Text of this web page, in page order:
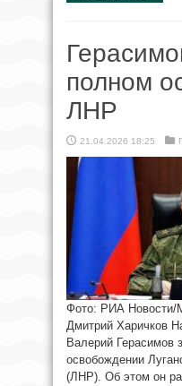
полном
ЛНР
21.04.2026 18:25
Фото: РИА Новости/
Дмитрий Харичков
Валерий Герасимов
освобождении
(ЛНР). Об этом он